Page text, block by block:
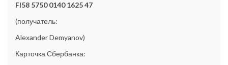
FI58 5750 0140 1625 47
(получатель:
Alexander Demyanov)
Карточка Сбербанка: